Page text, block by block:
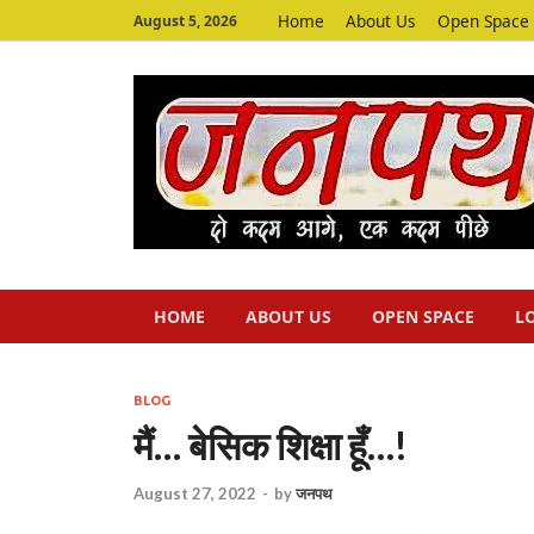
August 5, 2026 Home About Us Open Space
HOME ABOUT US OPEN SPACE
BLOG
मैं… बेसिक शिक्षा हूँ…!
August 27, 2022 - byजनपथ